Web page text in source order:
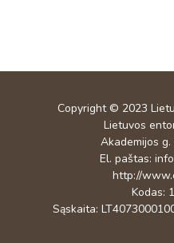
Copyright © 2023
Lietuvos
Akademijos
El. paštas:
http://
Kodas:
Sąskaita: